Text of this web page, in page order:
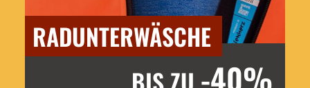
-40%
RADUNTERWÄSCHE